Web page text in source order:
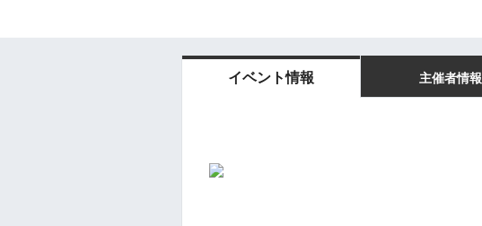
イベント情報 主催者情報